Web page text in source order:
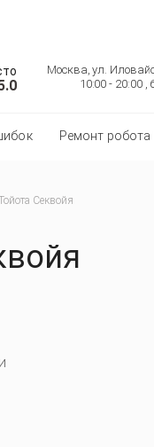
Москва, ул.
10:00 - 20:00 ,
Ремонт робота
Секвойя